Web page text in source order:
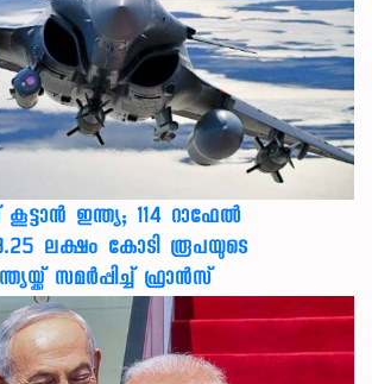
ഇന്ത്യ; 114 റാഫേൽ
ലക്ഷം കോടി രൂപയുടെ
സമർപ്പിച്ച് ഫ്രാൻസ്